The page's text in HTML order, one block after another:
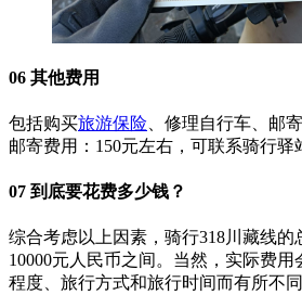
06 其他费用
包括购买旅游保险 、修理自行车、邮
邮寄费用：150元左右，可联系骑行驿
07 到底要花费多少钱？
综合考虑以上因素，骑行318川藏线的
10000元人民币之间。当然，实际费
程度、旅行方式和旅行时间而有所不